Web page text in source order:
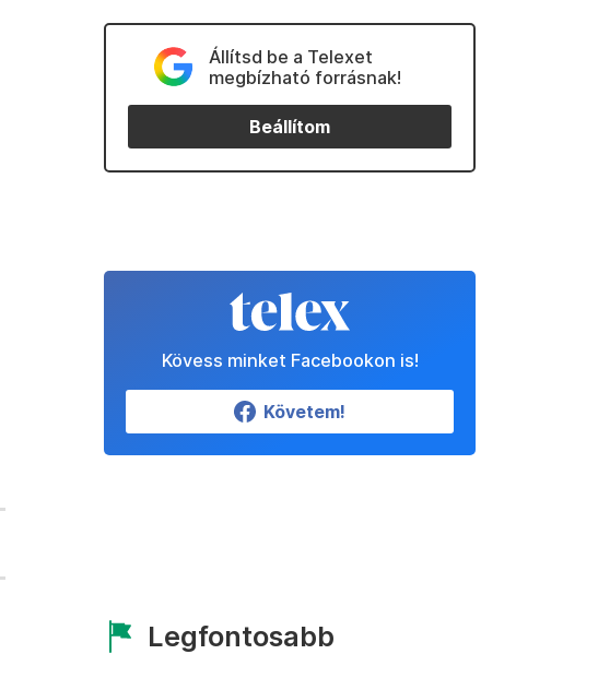
Állítsd be a Telexet
megbízható forrásnak!
Beállítom
Kövess minket Facebookon is!
Követem!
Legfontosabb